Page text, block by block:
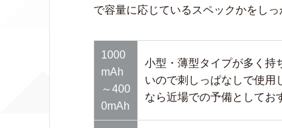
で容量に応じているスペックかをし
1000
mAh
～400
0mAh
小型・薄型タイプが多く持
いので刺しっぱなしで使用
なら近場での予備としてお